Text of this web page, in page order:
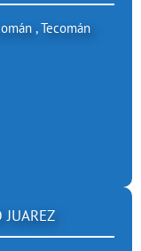
, Tecomán
JUAREZ